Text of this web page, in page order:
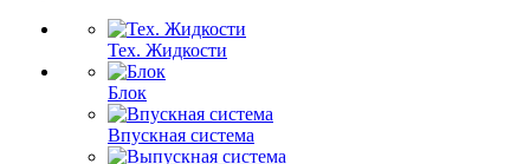
Тех. Жидкости
Блок
Впускная система